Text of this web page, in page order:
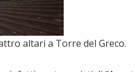
altari a Torre del Greco.